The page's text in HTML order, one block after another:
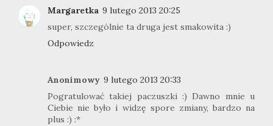
Margaretka 9 lutego 2013 20:25
super, szczególnie ta druga jest smakowita :)
Odpowiedz
Anonimowy 9 lutego 2013 20:33
Pogratulować takiej paczuszki :) Dawno mnie u
Ciebie nie było i widzę spore zmiany, bardzo na
plus :) :*